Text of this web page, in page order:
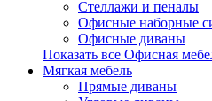
Стеллажи и пеналы
Офисные наборные
Офисные диваны
Показать все Офисная
Мягкая мебель
Прямые диваны